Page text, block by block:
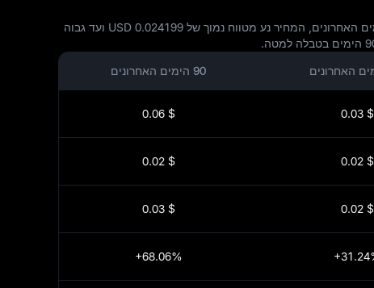
ב-24 השעות האחרונות, USD.AI (CHIP) התנודד בין 0.0247 USD ל 0.026271 USD, מה שמשקף תנודתיות קצרה של השוק. במהלך 7 הימים האחרונים, המחיר נע מטווח נמוך של 0.024199 USD ועד גבוה
90 הימים האחרונים
$ 0.03
$ 0.06
$ 0.02
$ 0.02
$ 0.02
$ 0.03
+68.06%